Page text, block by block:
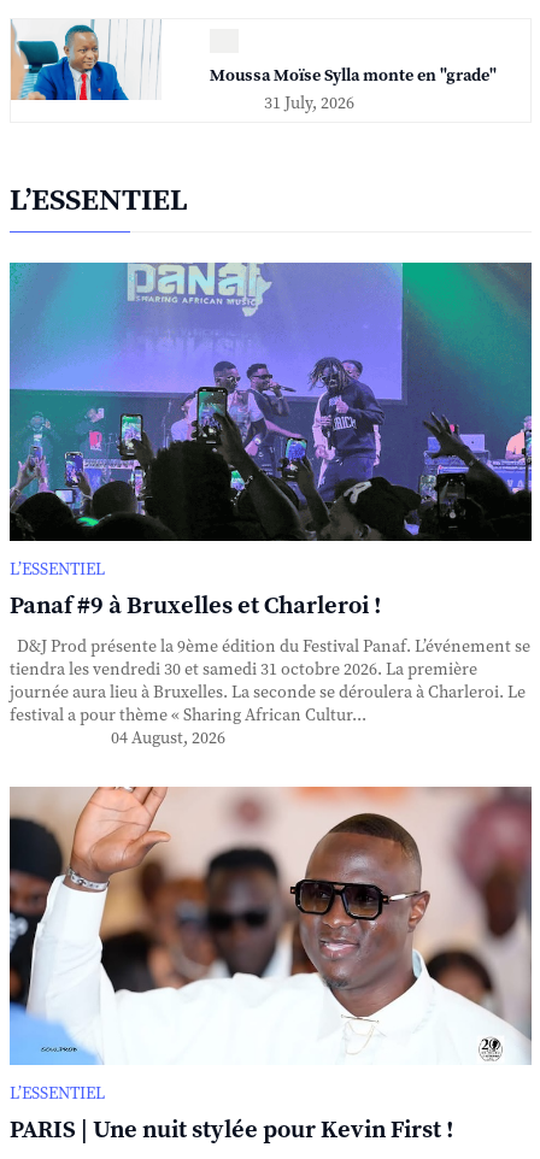
Moussa Moïse Sylla monte en "grade"
31 July, 2026
L’ESSENTIEL
L’ESSENTIEL
Panaf #9 à Bruxelles et Charleroi !
D&J Prod présente la 9ème édition du Festival Panaf. L’événement se
tiendra les vendredi 30 et samedi 31 octobre 2026. La première
journée aura lieu à Bruxelles. La seconde se déroulera à Charleroi. Le
festival a pour thème « Sharing African Cultur...
04 August, 2026
L’ESSENTIEL
PARIS | Une nuit stylée pour Kevin First !